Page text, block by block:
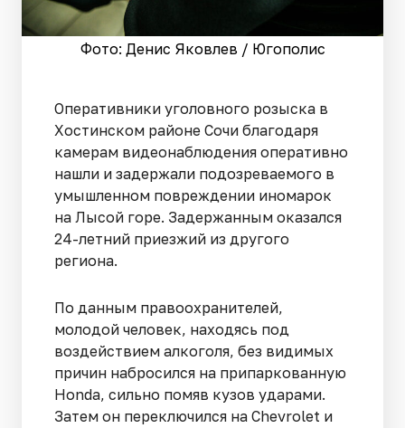
Фото: Денис Яковлев / Югополис
Оперативники уголовного розыска в
Хостинском районе Сочи благодаря
камерам видеонаблюдения оперативно
нашли и задержали подозреваемого в
умышленном повреждении иномарок
на Лысой горе. Задержанным оказался
24-летний приезжий из другого
региона.
По данным правоохранителей,
молодой человек, находясь под
воздействием алкоголя, без видимых
причин набросился на припаркованную
Honda, сильно помяв кузов ударами.
Затем он переключился на Chevrolet и